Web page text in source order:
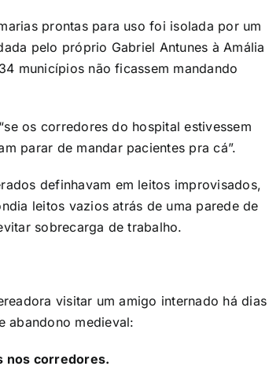
prontas para uso foi isolada por um
pelo próprio Gabriel Antunes à Amália
municípios não ficassem mandando
os corredores do hospital estivessem
parar de mandar pacientes pra cá”.
definhavam em leitos improvisados,
leitos vazios atrás de uma parede de
sobrecarga de trabalho.
visitar um amigo internado há dias
abandono medieval:
nos corredores.